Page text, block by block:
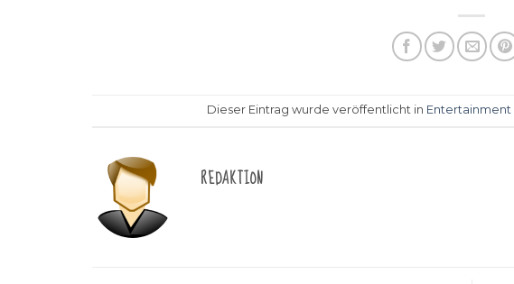
Dieser Eintrag wurde veröffentlicht in Entertainment
REDAKTION